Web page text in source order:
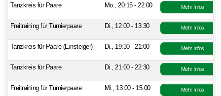
Tanzkreis für Paare Mo., 20:15 - 22:00 Mehr Infos
Freitraining für Turnierpaare Di., 12:00 - 13:30 Mehr Infos
Tanzkreis für Paare (Einsteiger) Di., 19:30 - 21:00 Mehr Infos
Tanzkreis für Paare Di., 21:00 - 22:30 Mehr Infos
Freitraining für Turnierpaare Mi., 13:00 - 15:00 Mehr Infos